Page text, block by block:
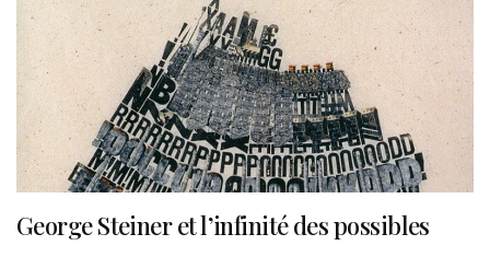
George Steiner et l’infinité des possibles